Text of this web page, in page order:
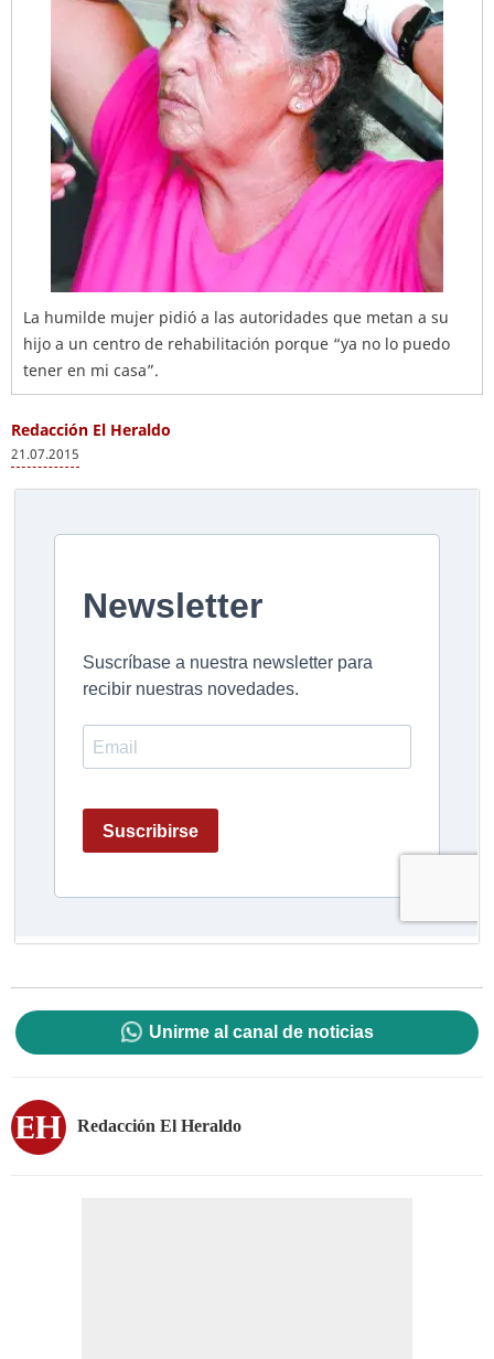
La humilde mujer pidió a las autoridades que metan a su
hijo a un centro de rehabilitación porque “ya no lo puedo
tener en mi casa”.
Redacción El Heraldo
21.07.2015
Unirme al canal de noticias
Redacción El Heraldo